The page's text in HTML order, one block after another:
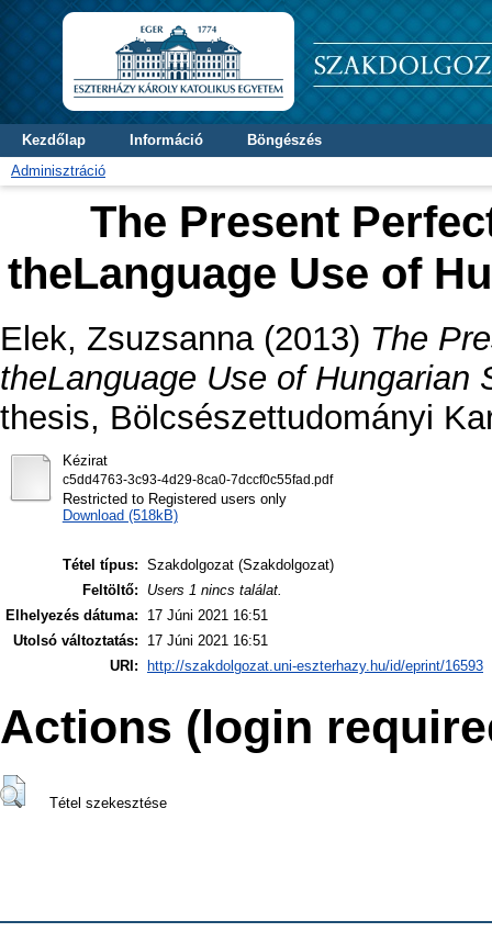
Kezdőlap Információ
Böngészés
Adminisztráció
The Present
theLanguage Use of
Elek, Zsuzsanna(2013) The
theLanguage Use of Hungarian
thesis, Bölcsészettudományi
Kézirat
c5dd4763-3c93-4d29-8ca0-7dccf0c55fad.pdf
Restricted to Registered users only
Download (518kB)
Tétel típus: Szakdolgozat (Szakdolgozat)
Feltöltő:
Users 1 nincs találat.
Elhelyezés dátuma:
17 Júni 2021 16:51
Utolsó változtatás:
17 Júni 2021 16:51
URI:
http://szakdolgozat.uni-eszterhazy.hu/id/eprint/16593
Actions (login
Tétel szekesztése